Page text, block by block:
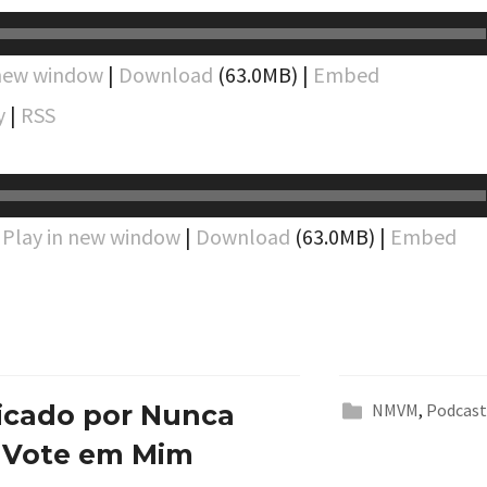
window | Download (63.0MB) | Embed
| RSS
Play in new window | Download (63.0MB) | Embed
por Nunca
em Mim
NMVM, Podcast